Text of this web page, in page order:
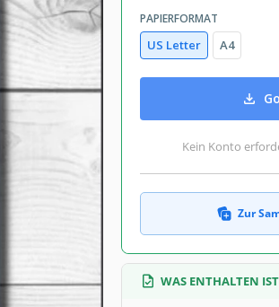
PAPIERFORMAT
US Letter A4
Kein Konto
Zur
WAS ENTHALTEN IST